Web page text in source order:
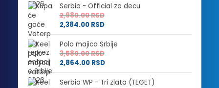
Serbia - Official za decu
2,980.00RSD
2,384.00 RSD
Polo majica Srbije
3,580.00RSD
2,864.00 RSD
Serbia WP - Tri zlata (TEGET)